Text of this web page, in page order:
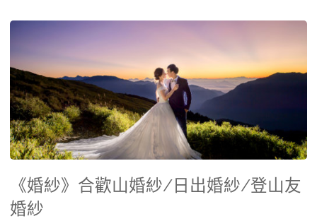
《婚紗》合歡山婚紗/日出婚紗/登山友
婚紗